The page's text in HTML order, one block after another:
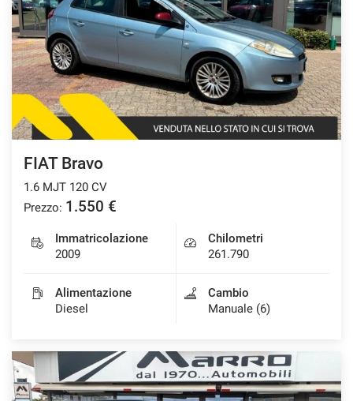
FIAT Bravo
1.6 MJT 120 CV
Prezzo: 1.550 €
Immatricolazione
2009
Chilometri
261.790
Alimentazione
Diesel
Cambio
Manuale (6)